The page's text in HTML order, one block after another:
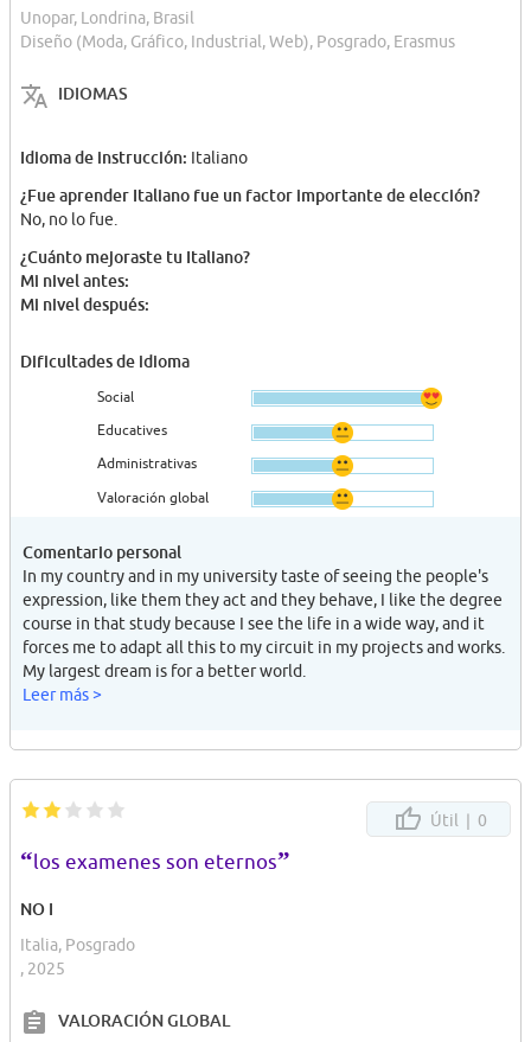
Unopar, Londrina, Brasil
Diseño (Moda, Gráfico, Industrial, Web), Posgrado, Erasmus
IDIOMAS
Idioma de instrucción: Italiano
¿Fue aprender Italiano fue un factor importante de elección?
No, no lo fue.
¿Cuánto mejoraste tu Italiano?
Mi nivel antes:
Mi nivel después:
Dificultades de idioma
Social
Educatives
Administrativas
Valoración global
Comentario personal
In my country and in my university taste of seeing the people's
expression, like them they act and they behave, I like the degree
course in that study because I see the life in a wide way, and it
forces me to adapt all this to my circuit in my projects and works.
My largest dream is for a better world.
Leer más >
Útil | 0
“los examenes son eternos”
NO I
Italia, Posgrado
, 2025
VALORACIÓN GLOBAL